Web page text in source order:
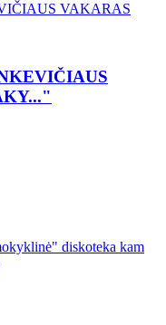
VAKARAS
diskoteka kam